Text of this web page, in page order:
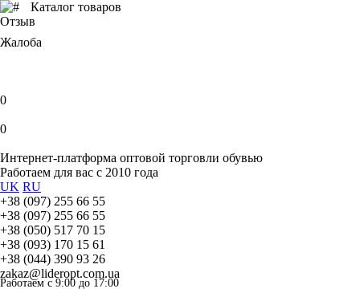
Каталог товаров
Отзыв
Жалоба
0
0
Интернет-платформа оптовой торговли обувью
Работаем для вас с 2010 года
UK RU
+38 (097) 255 66 55
+38 (097) 255 66 55
+38 (050) 517 70 15
+38 (093) 170 15 61
+38 (044) 390 93 26
zakaz@lideropt.com.ua
Работаем с 9:00 до 17:00